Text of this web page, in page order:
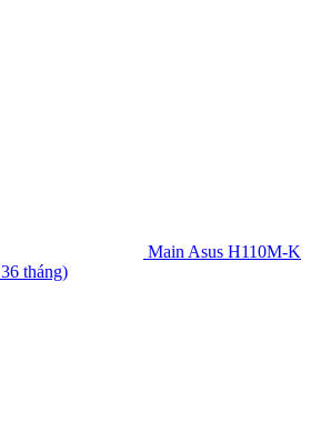
Main Asus H110M-K
tháng)